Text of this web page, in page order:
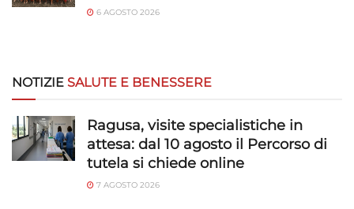
6 AGOSTO 2026
NOTIZIE SALUTE E BENESSERE
Ragusa, visite specialistiche in
attesa: dal 10 agosto il Percorso di
tutela si chiede online
7 AGOSTO 2026